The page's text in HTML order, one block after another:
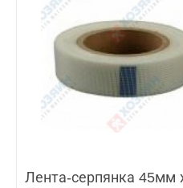
Лента-серпянка